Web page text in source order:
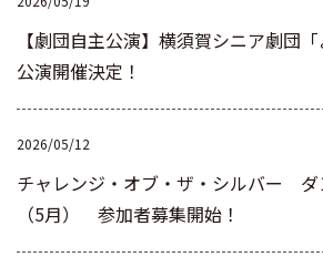
【劇団自主公演】横須賀シニア劇団
公演開催決定！
2026/05/12
チャレンジ・オブ・ザ・シルバー ダ
（5月） 参加者募集開始！